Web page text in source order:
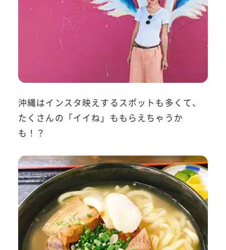
沖縄はインスタ映えするスポットも多くて、
たくさんの「イイね」ももらえちゃうか
も！？